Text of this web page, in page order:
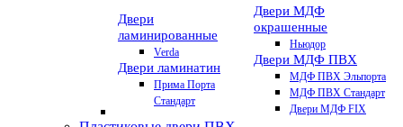
Двери
ламинированные
Verda
Двери ламинатин
Прима Порта
Стандарт
Двери МДФ
окрашенные
Ньюдор
Двери МДФ ПВХ
МДФ ПВХ Эльпорта
МДФ ПВХ Стандарт
Двери МДФ FIX